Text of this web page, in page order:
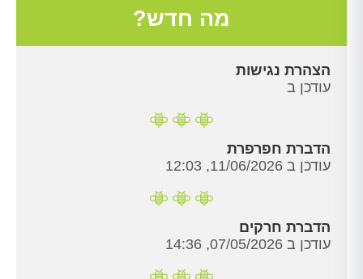
מה חדש?
הצהרת נגישות
עודכן ב
הדברת חפרפרת
עודכן ב 11/06/2026, 12:03
הדברת חרקים
עודכן ב 07/05/2026, 14:36